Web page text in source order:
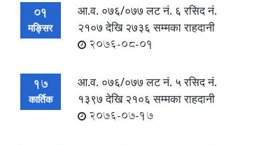
01
मङ्सिर
आ.व. ०७६/०७७ लट नं. ६ रसिद नं‍.
२१०७ देखि २७३६ सम्मका राहदानी
2076-08-01
17
कार्तिक
आ.व. ०७६/०७७ लट नं. ५ रसिद नं‍.
१३९७ देखि २१०६ सम्मका राहदानी
2076-07-17